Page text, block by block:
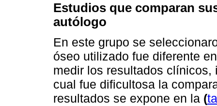
Estudios que comparan
autólogo
En este grupo se
óseo utilizado fue diferente
medir los resultados
cual fue dificultosa la
resultados se expone en la (